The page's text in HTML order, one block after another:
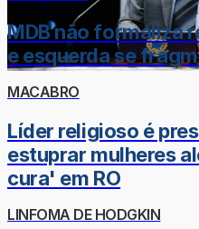
MDB não formaliza
e esquerda se
MACABRO
Líder religioso é
estuprar mulheres
cura' em RO
LINFOMA DE HODGKIN